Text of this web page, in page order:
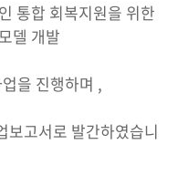
통합 회복지원을 위한
델 개발
을 진행하며 ,
보고서로 발간하였습니